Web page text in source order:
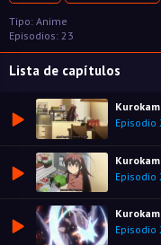
Tipo: Anime
Episodios: 23
Lista de capítulos
Episodio
Episodio
Episodio